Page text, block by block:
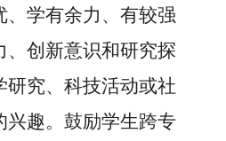
、学有余力、有较强
、创新意识和研究探
研究、科技活动或社
趣。 鼓励学生跨专